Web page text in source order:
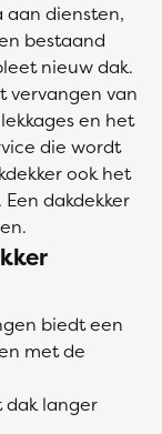
aan diensten,
bestaand
nieuw dak.
vervangen van
en het
die wordt
ook het
dakdekker
biedt een
met de
dak langer